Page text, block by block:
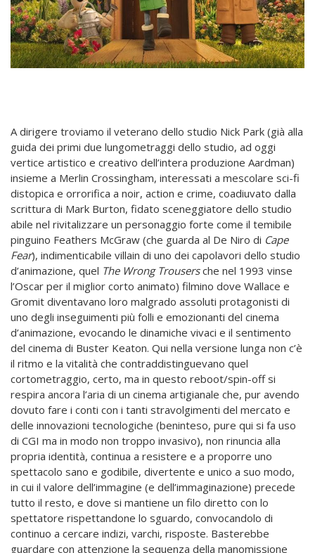
A dirigere troviamo il veterano dello studio Nick Park (già alla
guida dei primi due lungometraggi dello studio, ad oggi
vertice artistico e creativo dell’intera produzione Aardman)
insieme a Merlin Crossingham, interessati a mescolare sci-fi
distopica e orrorifica a noir, action e crime, coadiuvato dalla
scrittura di Mark Burton, fidato sceneggiatore dello studio
abile nel rivitalizzare un personaggio forte come il temibile
pinguino Feathers McGraw (che guarda al De Niro di Cape
Fear), indimenticabile villain di uno dei capolavori dello studio
d’animazione, quel The Wrong Trousersche nel 1993 vinse
l’Oscar per il miglior corto animato) filmino dove Wallace e
Gromit diventavano loro malgrado assoluti protagonisti di
uno degli inseguimenti più folli e emozionanti del cinema
d’animazione, evocando le dinamiche vivaci e il sentimento
del cinema di Buster Keaton. Qui nella versione lunga non c’è
il ritmo e la vitalità che contraddistinguevano quel
cortometraggio, certo, ma in questo reboot/spin-off si
respira ancora l’aria di un cinema artigianale che, pur avendo
dovuto fare i conti con i tanti stravolgimenti del mercato e
delle innovazioni tecnologiche (beninteso, pure qui si fa uso
di CGI ma in modo non troppo invasivo), non rinuncia alla
propria identità, continua a resistere e a proporre uno
spettacolo sano e godibile, divertente e unico a suo modo,
in cui il valore dell’immagine (e dell’immaginazione) precede
tutto il resto, e dove si mantiene un filo diretto con lo
spettatore rispettandone lo sguardo, convocandolo di
continuo a cercare indizi, varchi, risposte. Basterebbe
guardare con attenzione la sequenza della manomissione